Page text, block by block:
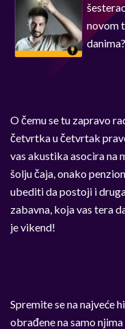
novom
O čemu se tu zapravo
četvrtka u četvrtak
vas akustika asocira na
šolju čaja, onako
ubediti da postoji i
zabavna, koja vas tera
je vikend!
Spremite se na najveće
obrađene na samo